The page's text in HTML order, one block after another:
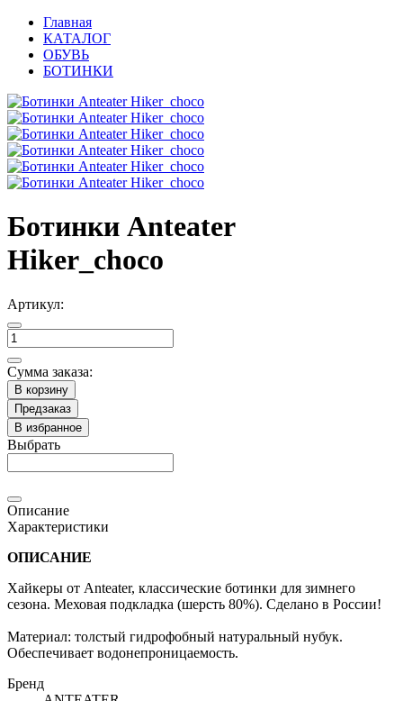
Главная
КАТАЛОГ
ОБУВЬ
БОТИНКИ
Ботинки Anteater
Hiker_choco
Артикул:
Сумма заказа:
В корзину
Предзаказ
В избранное
Выбрать
Описание
Характеристики
ОПИСАНИЕ
Хайкеры от Anteater, классические ботинки для зимнего
сезона. Меховая подкладка (шерсть 80%). Сделано в России!
Материал: толстый гидрофобный натуральный нубук.
Обеспечивает водонепроницаемость.
Бренд